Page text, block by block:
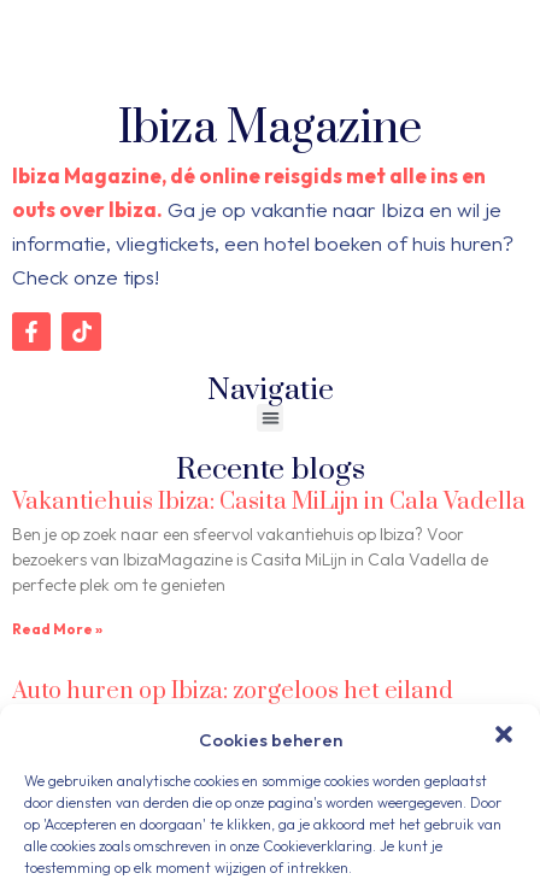
Cookies beheren
We gebruiken analytische cookies en sommige cookies worden geplaatst
door diensten van derden die op onze pagina's worden weergegeven. Door
op 'Accepteren en doorgaan' te klikken, ga je akkoord met het gebruik van
alle cookies zoals omschreven in onze Cookieverklaring. Je kunt je
toestemming op elk moment wijzigen of intrekken.
Ibiza Magazine
Ibiza Magazine, dé online reisgids met alle ins en
outs over Ibiza. Ga je op vakantie naar Ibiza en wil je
informatie, vliegtickets, een hotel boeken of huis huren?
Check onze tips!
Navigatie
Recente blogs
Vakantiehuis Ibiza: Casita MiLijn in Cala Vadella
Ben je op zoek naar een sfeervol vakantiehuis op Ibiza? Voor
bezoekers van IbizaMagazine is Casita MiLijn in Cala Vadella de
perfecte plek om te genieten
Read More »
Auto huren op Ibiza: zorgeloos het eiland
ervaren. Veel bezoekers van IbizaMagazine vragen ons naar
betrouwbare autoverhuur op Ibiza.
Read More »